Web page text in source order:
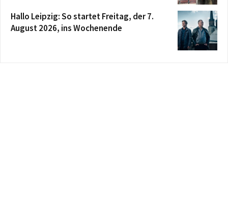
Hallo Leipzig: So startet Freitag, der 7.
August 2026, ins Wochenende